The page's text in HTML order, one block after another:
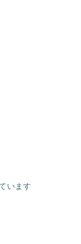
います